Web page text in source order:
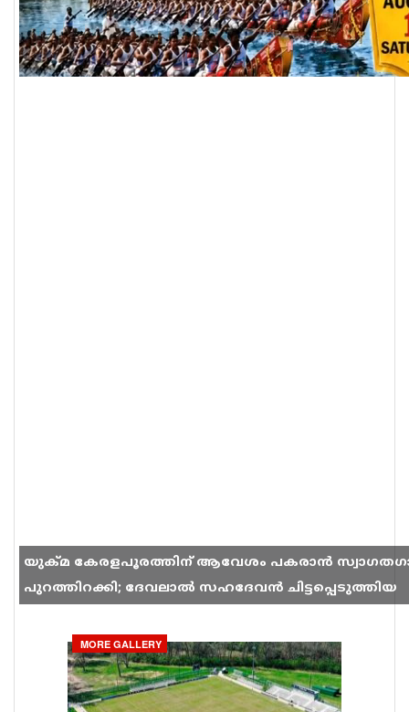
യുക്മ കേരളപൂരത്തിന് ആവേശം പകരാൻ
പുറത്തിറക്കി; ദേവലാൽ സഹദേവൻ ചിട്ടപ്പെടുത്തിയ
MORE GALLERY